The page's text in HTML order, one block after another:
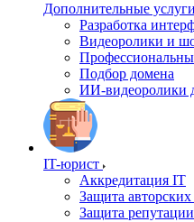
Дополнительные услуги
Разработка
Видеоролики и
Подбор домена
ИИ-видеоролики
IT-юрист
Аккредитация IT
Защита авторских
Защита репутации